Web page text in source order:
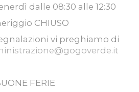
dalle 08:30 alle 12:30
CHIUSO
vi preghiamo di
FERIE